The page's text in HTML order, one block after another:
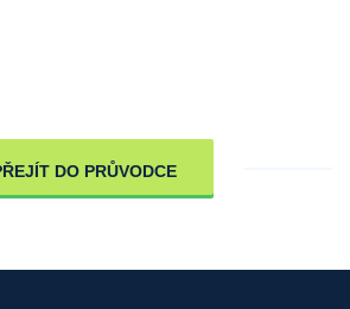
DO PRŮVODCE